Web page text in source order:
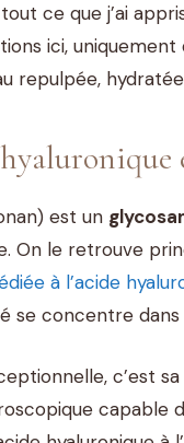
ce que j’ai
ici,
repulpée,
est un
On le retrouve
à l’acide
se concentre
c’est
capable